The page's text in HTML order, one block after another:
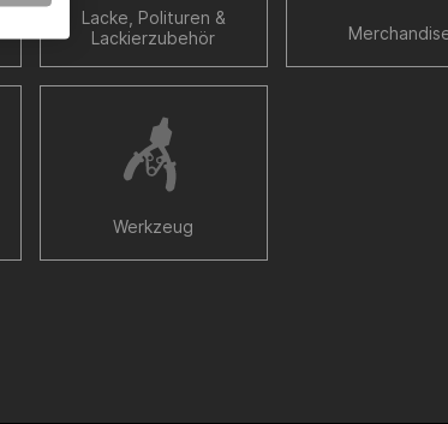
Lacke, Polituren &
Lackierzubehör
Werkzeug